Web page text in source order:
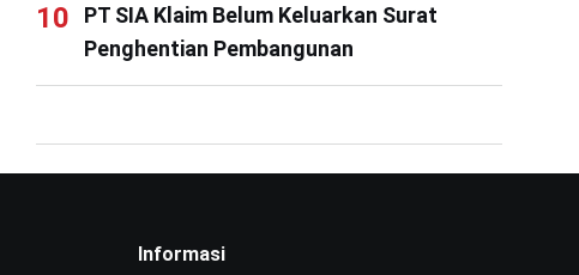
PT SIA Klaim Belum Keluarkan Surat
Penghentian Pembangunan
Informasi